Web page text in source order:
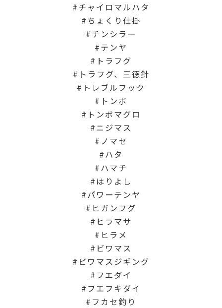
チャイロマルハタ
ちょくり仕掛
チンシラー
テンヤ
トラフグ
トラフグ、三徳針
トレブルフック
トンボ
トンボマグロ
ニジマス
ノマセ
ハタ
ハマチ
はりよし
パワーテンヤ
ヒガンフグ
ヒラマサ
ヒラメ
ビワマス
ビワマスジギング
フエダイ
フエフキダイ
フカセ釣り